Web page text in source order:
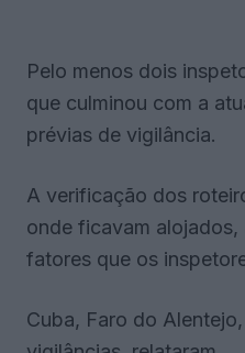
Pelo menos dois
que culminou com a
prévias de vigilância.
A verificação dos
onde ficavam alojados,
fatores que os
Cuba, Faro do